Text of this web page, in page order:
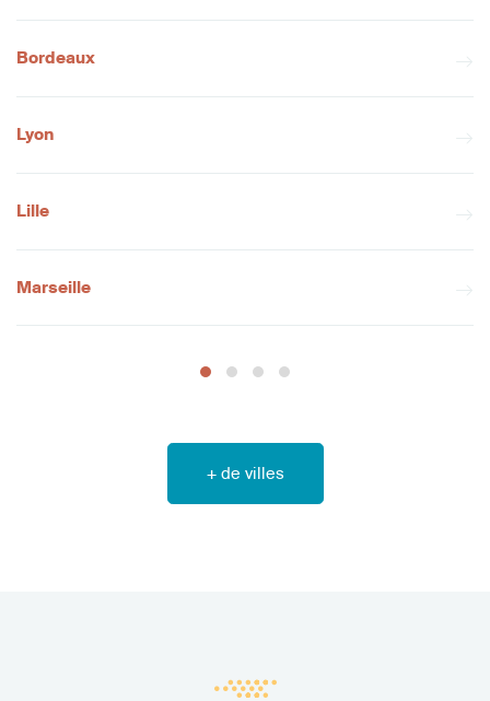
Bordeaux
Lyon
Lille
Marseille
+ de villes